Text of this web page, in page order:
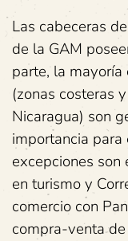
Las cabeceras
de la GAM
parte, la
(zonas costeras
Nicaragua) son
importancia
excepciones
en turismo y
comercio con
compra-venta